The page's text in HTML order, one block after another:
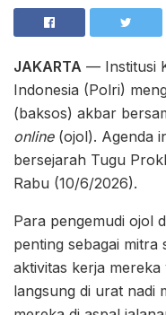
JAKARTA — Institusi
Indonesia (Polri)
(baksos) akbar
online(ojol). Agenda
bersejarah Tugu
Rabu (10/6/2026).
Para pengemudi ojol
penting sebagai mitra
aktivitas kerja
langsung di urat nadi